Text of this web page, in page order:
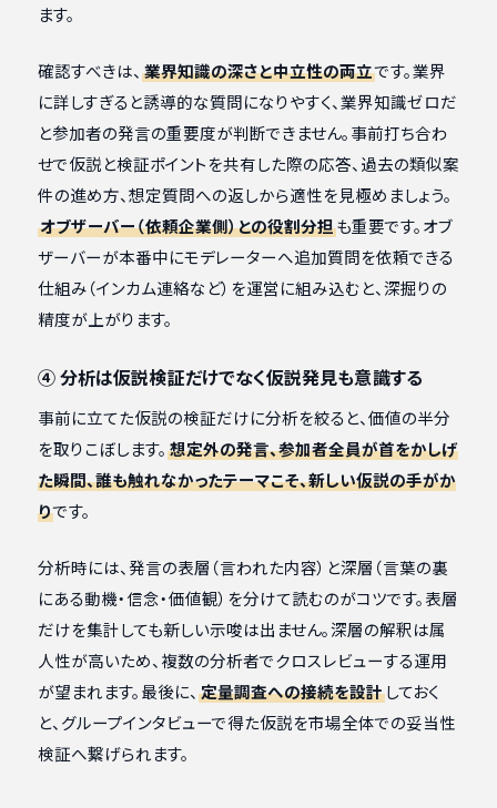
ます。
確認すべきは、 業界知識の深さと中立性の両立です。業界
に詳しすぎると誘導的な質問になりやすく、業界知識ゼロだ
と参加者の発言の重要度が判断できません。事前打ち合わ
せで仮説と検証ポイントを共有した際の応答、過去の類似案
件の進め方、想定質問への返しから適性を見極めましょう。
オブザーバー（依頼企業側）との役割分担も重要です。オブ
ザーバーが本番中にモデレーターへ追加質問を依頼できる
仕組み（インカム連絡など）を運営に組み込むと、深掘りの
精度が上がります。
④ 分析は仮説検証だけでなく仮説発見も意識する
事前に立てた仮説の検証だけに分析を絞ると、価値の半分
を取りこぼします。 想定外の発言、参加者全員が首をかしげ
た瞬間、誰も触れなかったテーマこそ、新しい仮説の手がか
りです。
分析時には、発言の表層（言われた内容）と深層（言葉の裏
にある動機・信念・価値観）を分けて読むのがコツです。表層
だけを集計しても新しい示唆は出ません。深層の解釈は属
人性が高いため、複数の分析者でクロスレビューする運用
が望まれます。最後に、 定量調査への接続を設計しておく
と、グループインタビューで得た仮説を市場全体での妥当性
検証へ繋げられます。